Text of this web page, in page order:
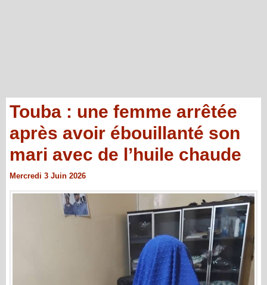
Touba : une femme arrêtée
après avoir ébouillanté son
mari avec de l’huile chaude
Mercredi 3 Juin 2026